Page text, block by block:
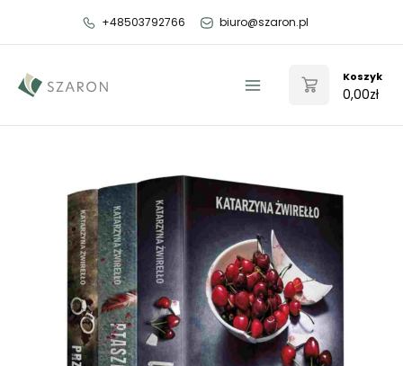
+48503792766 biuro@szaron.pl
Menu
Koszyk
0,00zł